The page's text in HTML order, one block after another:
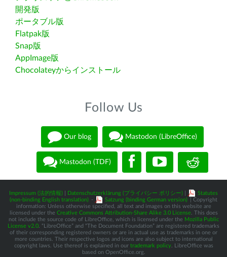
開発版
ポータブル版
Flatpak版
Snap版
AppImage版
Chocolateyからインストール
Follow Us
Our blog Mastodon (LibreOffice)
Mastodon (TDF)
Impressum (法的情報) Datenschutzerklärung (プライバシー ポリシー)
Statutes
(non-binding English translation) - Satzung (binding German version)
| Copyright
information: Unless otherwise specified, all text and images on this website are
licensed under the Creative Commons Attribution-Share Alike 3.0 License. This does
not include the source code of LibreOffice, which is licensed under the Mozilla Public
License v2.0 . “LibreOffice” and “The Document Foundation” are registered trademarks
of their corresponding registered owners or are in actual use as trademarks in one or
more countries. Their respective logos and icons are also subject to international
copyright laws. Use thereof is explained in our trademark policy. LibreOffice was
based on OpenOffice.org.